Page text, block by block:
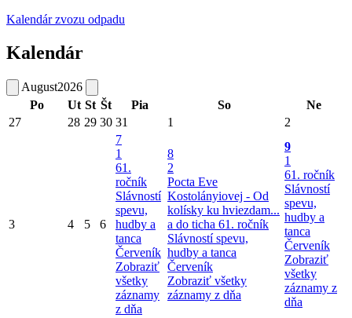
Kalendár zvozu odpadu
Kalendár
August2026
Po
Ut St Št Pia So
Ne
27
28 29 30 31 1 2
3 4 5 6
7
1
61.
ročník
Slávností
spevu,
hudby a
tanca
Červeník
Zobraziť
všetky
záznamy
z dňa
8
2
Pocta Eve
Kostolányiovej - Od
kolísky ku hviezdam...
a do ticha 61. ročník
Slávností spevu,
hudby a tanca
Červeník
Zobraziť všetky
záznamy z dňa
9
1
61. ročník
Slávností
spevu,
hudby a
tanca
Červeník
Zobraziť
všetky
záznamy z
dňa